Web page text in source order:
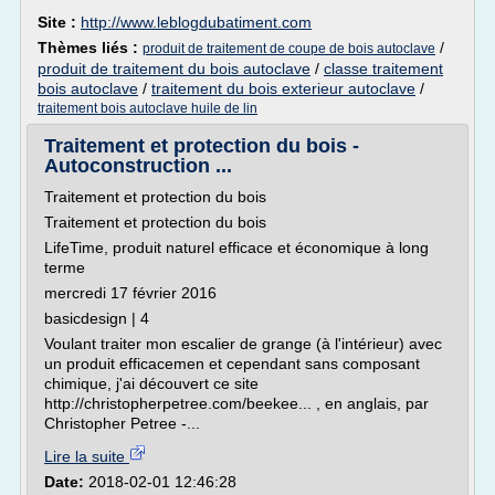
Site : http://www.leblogdubatiment.com
Thèmes liés : produit de traitement de coupe de bois autoclave /
produit de traitement du bois autoclave / classe traitement
bois autoclave / traitement du bois exterieur autoclave /
traitement bois autoclave huile de lin
Traitement et protection du bois -
Autoconstruction ...
Traitement et protection du bois
Traitement et protection du bois
LifeTime, produit naturel efficace et économique à long
terme
mercredi 17 février 2016
basicdesign | 4
Voulant traiter mon escalier de grange (à l'intérieur) avec
un produit efficacemen et cependant sans composant
chimique, j'ai découvert ce site
http://christopherpetree.com/beekee... , en anglais, par
Christopher Petree -...
Lire la suite
Date: 2018-02-01 12:46:28